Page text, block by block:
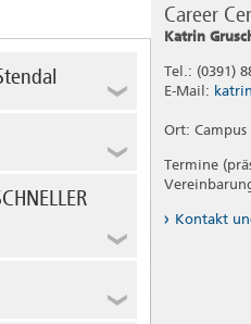
Career
Katrin
Tel.: (0391)
E-Mail:
Ort: Campus
Termine
Kontakt